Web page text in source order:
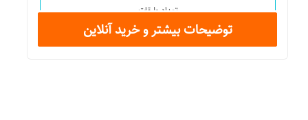
تعداد طبقات
توضیحات بیشتر و خرید آنلاین